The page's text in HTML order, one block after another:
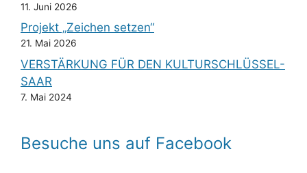
11. Juni 2026
Projekt „Zeichen setzen“
21. Mai 2026
VERSTÄRKUNG FÜR DEN KULTURSCHLÜSSEL-
SAAR
7. Mai 2024
Besuche uns auf Facebook